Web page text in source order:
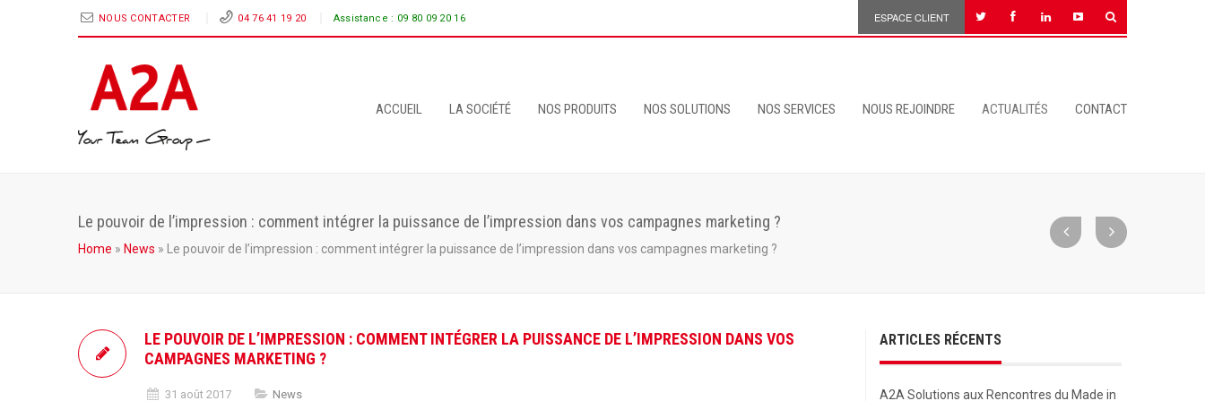
ESPACE CLIENT
NOUS CONTACTER 04 76 41 19 20 Assistance : 09 80 09 20 16
ACCUEIL LA SOCIÉTÉ NOS PRODUITS NOS SOLUTIONS NOS SERVICES NOUS REJOINDRE ACTUALITÉS CONTACT
Le pouvoir de l’impression : comment intégrer la puissance de l’impression dans vos campagnes marketing ?
Home » News » Le pouvoir de l’impression : comment intégrer la puissance de l’impression dans vos campagnes marketing ?
LE POUVOIR DE L’IMPRESSION : COMMENT INTÉGRER LA PUISSANCE DE L’IMPRESSION DANS VOS
CAMPAGNES MARKETING ?
31 août 2017 News
ARTICLES RÉCENTS
A2A Solutions aux Rencontres du Made in